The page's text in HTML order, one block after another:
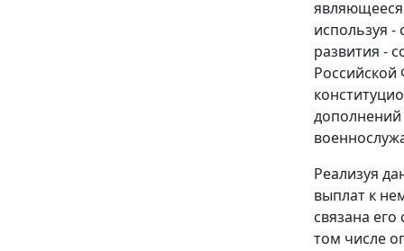
являющееся
используя
развития -
дополнений
Реализуя
выплат к
связана его
том числе